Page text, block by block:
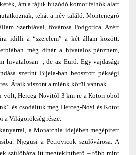
ám a rájuk húzódó komor felhők alatt
tehát a név találó. Montenegró
Szerbiával, fővárosa Podgorica. Azért
idilli a “szerelem” a két állam között.
még dinár a hivatalos pénznem,
hivatalosan -, de az Euró. Egy vajdasági
szerint Bijela-ban beosztott pékségi
Áraik viszont a miénk körül vannak.
volt, Herceg-Novitól 3 km-re a Kotori öböl
és csodáltuk meg Herceg-Novi és Kotor
a Világörökség része.
a Monarchia idejében megépített
Njegusi a Petrovicok szülővárosa. A
szülőháza itt megtekinthető – több mint